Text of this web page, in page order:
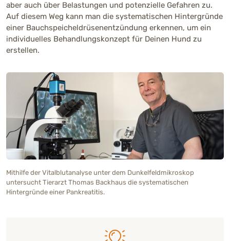
aber auch über Belastungen und potenzielle Gefahren zu.
Auf diesem Weg kann man die systematischen Hintergründe
einer Bauchspeicheldrüsenentzündung erkennen, um ein
individuelles Behandlungskonzept für Deinen Hund zu
erstellen.
Mithilfe der Vitalblutanalyse unter dem Dunkelfeldmikroskop
untersucht Tierarzt Thomas Backhaus die systematischen
Hintergründe einer Pankreatitis.